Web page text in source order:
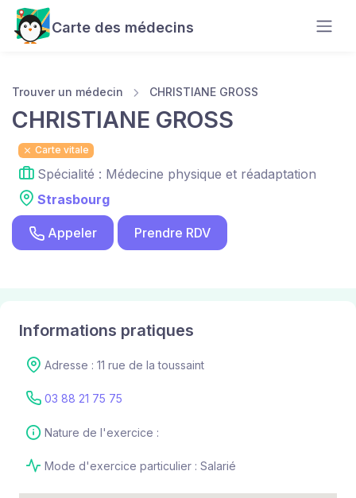
Carte des médecins
Trouver un médecin CHRISTIANE GROSS
CHRISTIANE GROSS
Carte vitale
Spécialité : Médecine physique et réadaptation
Strasbourg
Appeler Prendre RDV
Informations pratiques
Adresse : 11 rue de la toussaint
03 88 21 75 75
Nature de l'exercice :
Mode d'exercice particulier : Salarié